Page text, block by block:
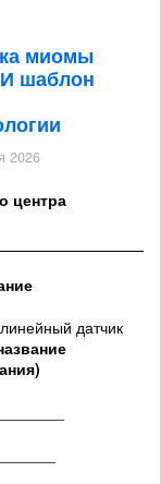
миомы
шаблон
2026
центра
датчик